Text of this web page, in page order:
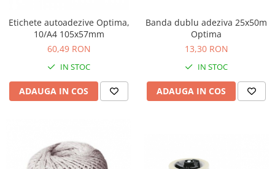
Etichete autoadezive Optima,
10/A4 105x57mm
60,49 RON
IN STOC
ADAUGA IN COS
Banda dublu adeziva 25x50m
Optima
13,30 RON
IN STOC
ADAUGA IN COS